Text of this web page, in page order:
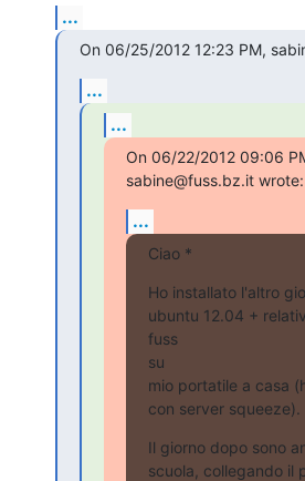
...
On 06/25/2012 12:23 PM,
...
...
On 06/22/2012 09:06
sabine@fuss.bz.it wrote:
...
Ciao *
Ho installato l'altro
ubuntu 12.04 +
fuss
su
mio portatile a casa
con server squeeze).
Il giorno dopo sono
scuola, collegando il